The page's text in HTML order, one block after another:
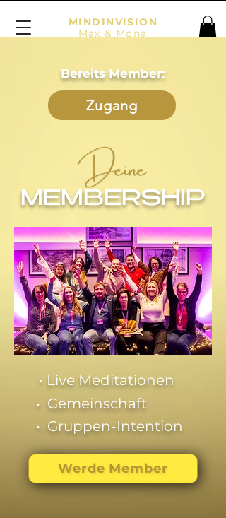
MIND INVISION
Max & Mona
Bereits Member:
Zugang
• Live Meditationen
• Gemeinschaft
• Gruppen-Intention
Werde Member
MEMBERSHIP